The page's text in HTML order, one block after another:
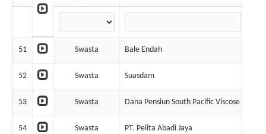
51 Swasta Bale Endah
52 Swasta Suasdam
53 Swasta Dana Pensiun South Pacific Viscose
54 Swasta PT. Pelita Abadi Jaya